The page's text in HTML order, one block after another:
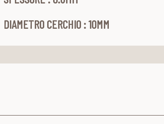
DIAMETRO CERCHIO : 10MM